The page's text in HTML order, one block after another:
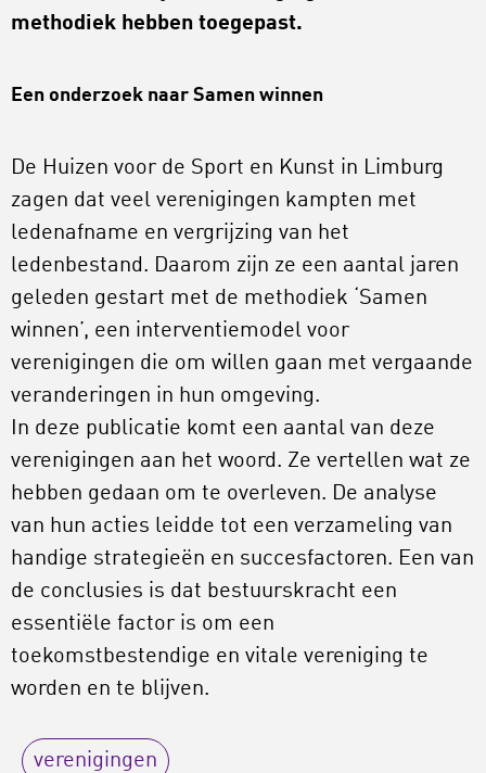
methodiek hebben toegepast.
Een onderzoek naar Samen winnen
De Huizen voor de Sport en Kunst in Limburg
zagen dat veel verenigingen kampten met
ledenafname en vergrijzing van het
ledenbestand. Daarom zijn ze een aantal jaren
geleden gestart met de methodiek ‘Samen
winnen’, een interventiemodel voor
verenigingen die om willen gaan met vergaande
veranderingen in hun omgeving.
In deze publicatie komt een aantal van deze
verenigingen aan het woord. Ze vertellen wat ze
hebben gedaan om te overleven. De analyse
van hun acties leidde tot een verzameling van
handige strategieën en succesfactoren. Een van
de conclusies is dat bestuurskracht een
essentiële factor is om een
toekomstbestendige en vitale vereniging te
worden en te blijven.
verenigingen